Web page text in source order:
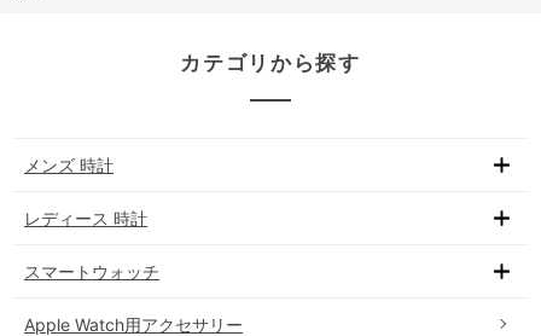
カテゴリから探す
メンズ 時計
レディース 時計
スマートウォッチ
Apple Watch用アクセサリー